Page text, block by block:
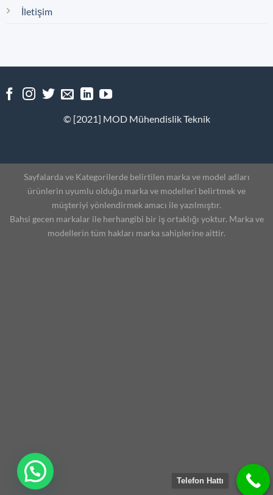
İletişim
© [2021] MOD Mühendislik Teknik
Sayfalarda ve Kategorilerde belirtilen marka ve model adları
ürünlerin uyumlu olduğu marka ve modelleri belirtmek ve
müşteriyi yönlendirmek amacı ile yazılmıştır.
Bahsi gecen markalar ile herhangibi bir iş ortaklığı yoktur. Marka ve
modellerin tüm hakları marka sahiplerine aittir.
Telefon Hattı